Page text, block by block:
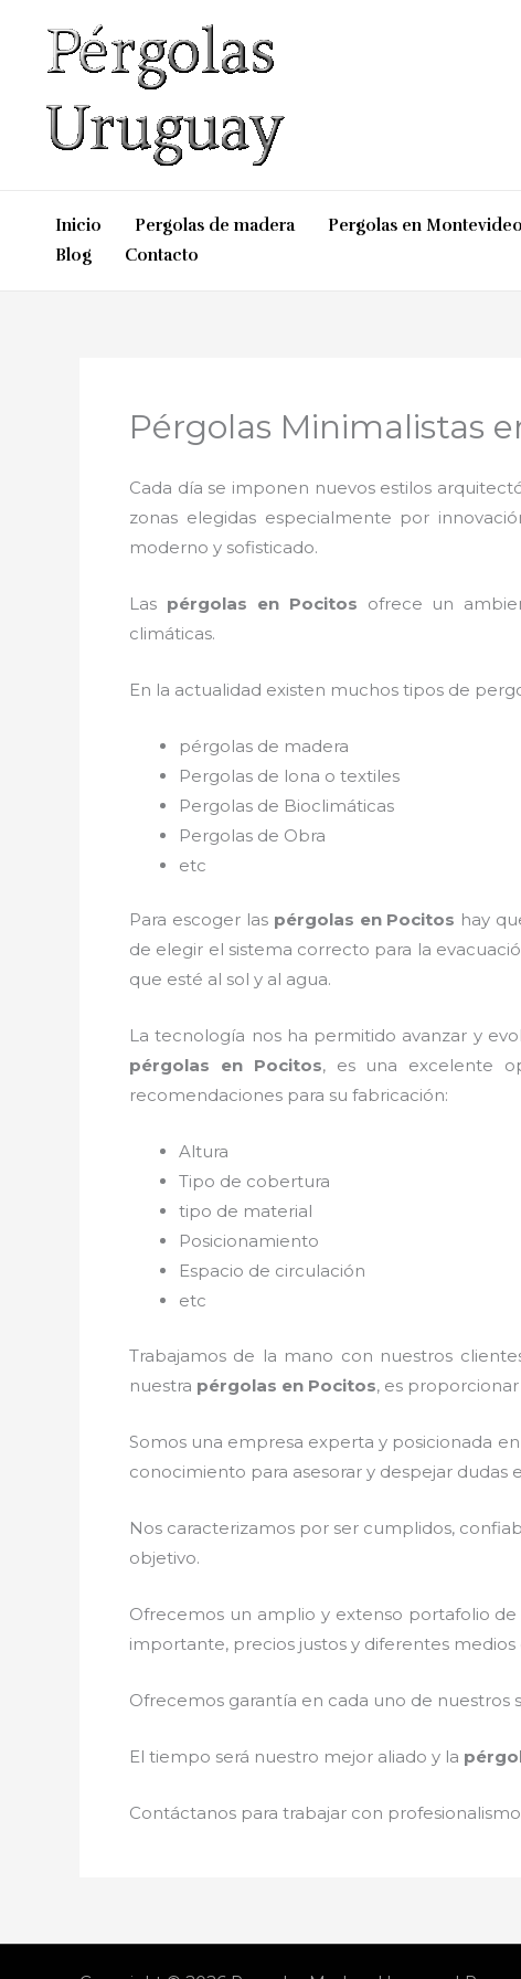
contenido
Inicio Pergolas de madera Pergolas en Montevideo
Blog
Contacto
Pérgolas Minimalistas
Cada día se imponen nuevos estilos
zonas elegidas especialmente por
moderno y sofisticado.
Las pérgolas en Pocitos ofrece un
climáticas.
En la actualidad existen muchos tipos de
pérgolas de madera
Pergolas de lona o textiles
Pergolas de Bioclimáticas
Pergolas de Obra
etc
Para escoger las pérgolas en Pocitos hay
de elegir el sistema correcto para la
que esté al sol y al agua.
La tecnología nos ha permitido avanzar y
pérgolas en Pocitos, es una excelente
recomendaciones para su fabricación:
Altura
Tipo de cobertura
tipo de material
Posicionamiento
Espacio de circulación
etc
Trabajamos de la mano con nuestros
nuestra pérgolas en Pocitos, es
Somos una empresa experta y posicionada
conocimiento para asesorar y despejar dudas
Nos caracterizamos por ser cumplidos,
objetivo.
Ofrecemos un amplio y extenso portafolio de
importante, precios justos y diferentes medios
Ofrecemos garantía en cada uno de nuestros
El tiempo será nuestro mejor aliado y la
Contáctanos para trabajar con